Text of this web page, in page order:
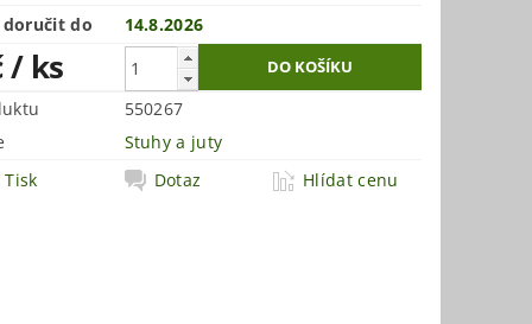
doručit do
14.8.2026
/ ks
550267
Stuhy a juty
Tisk
Dotaz Hlídat cenu